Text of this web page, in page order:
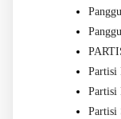
Partisi
Partisi
Partisi